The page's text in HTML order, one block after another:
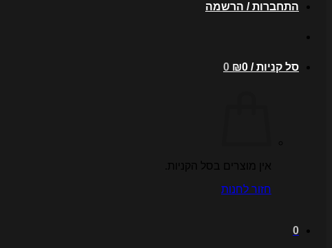
התחברות / הרשמה
סל קניות / ₪0
0
אין מוצרים בסל הקניות.
חזור לחנות
0